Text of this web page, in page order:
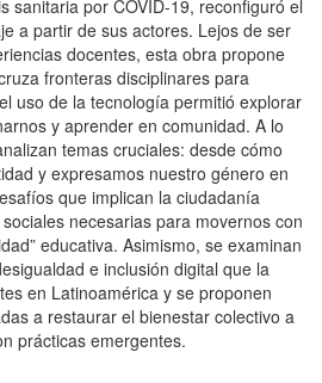
sanitaria por COVID-19, reconfiguró el
a partir de sus actores. Lejos de ser
docentes, esta obra propone
fronteras disciplinares para
uso de la tecnología permitió explorar
y aprender en comunidad. A lo
temas cruciales: desde cómo
y expresamos nuestro género en
que implican la ciudadanía
necesarias para movernos con
educativa. Asimismo, se examinan
e inclusión digital que la
en Latinoamérica y se proponen
a restaurar el bienestar colectivo a
prácticas emergentes.